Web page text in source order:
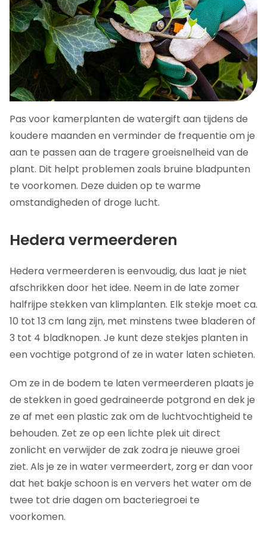
Pas voor kamerplanten de watergift aan tijdens de
koudere maanden en verminder de frequentie om je
aan te passen aan de tragere groeisnelheid van de
plant. Dit helpt problemen zoals bruine bladpunten
te voorkomen. Deze duiden op te warme
omstandigheden of droge lucht.
Hedera vermeerderen
Hedera vermeerderen is eenvoudig, dus laat je niet
afschrikken door het idee. Neem in de late zomer
halfrijpe stekken van klimplanten. Elk stekje moet ca.
10 tot 13 cm lang zijn, met minstens twee bladeren of
3 tot 4 bladknopen. Je kunt deze stekjes planten in
een vochtige potgrond of ze in water laten schieten.
Om ze in de bodem te laten vermeerderen plaats je
de stekken in goed gedraineerde potgrond en dek je
ze af met een plastic zak om de luchtvochtigheid te
behouden. Zet ze op een lichte plek uit direct
zonlicht en verwijder de zak zodra je nieuwe groei
ziet. Als je ze in water vermeerdert, zorg er dan voor
dat het bakje schoon is en ververs het water om de
twee tot drie dagen om bacteriegroei te
voorkomen.